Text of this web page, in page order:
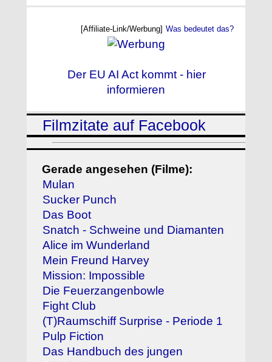
[Affiliate-Link/Werbung] Was bedeutet das?
Der EU AI Act kommt - hier
informieren
Filmzitate auf Facebook
Gerade angesehen (Filme):
Mulan
Sucker Punch
Das Boot
Snatch - Schweine und Diamanten
Alice im Wunderland
Mein Freund Harvey
Mission: Impossible
Die Feuerzangenbowle
Fight Club
(T)Raumschiff Surprise - Periode 1
Pulp Fiction
Das Handbuch des jungen